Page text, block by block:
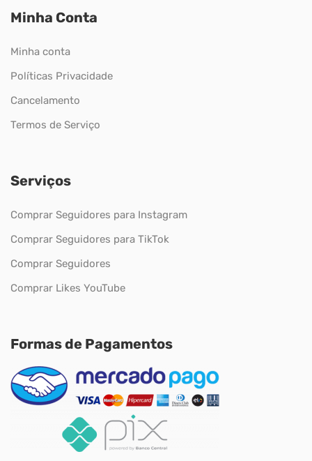
Minha Conta
Minha conta
Políticas Privacidade
Cancelamento
Termos de Serviço
Serviços
Comprar Seguidores para Instagram
Comprar Seguidores para TikTok
Comprar Seguidores
Comprar Likes YouTube
Formas de Pagamentos